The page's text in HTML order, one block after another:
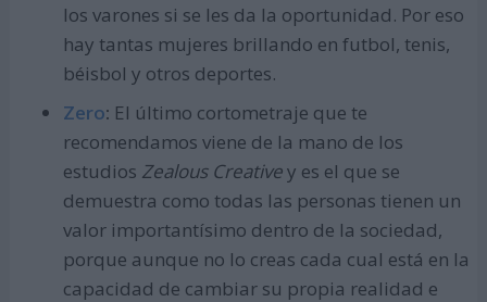
los varones si se les da la oportunidad. Por eso
hay tantas mujeres brillando en futbol, tenis,
béisbol y otros deportes.
Zero: El último cortometraje que te
recomendamos viene de la mano de los
estudios Zealous Creativey es el que se
demuestra como todas las personas tienen un
valor importantísimo dentro de la sociedad,
porque aunque no lo creas cada cual está en la
capacidad de cambiar su propia realidad e